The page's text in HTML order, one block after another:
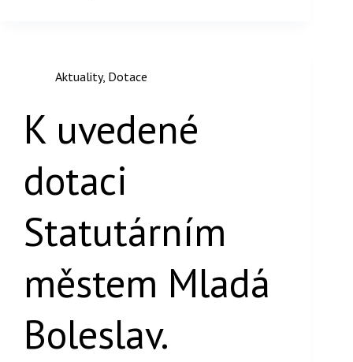
Aktuality, Dotace
K uvedené
dotaci
Statutárním
městem Mladá
Boleslav.